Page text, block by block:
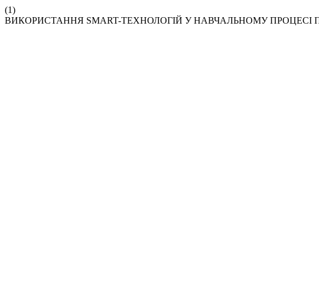
(1)
ВИКОРИСТАННЯ SMART-ТЕХНОЛОГІЙ У НАВЧАЛЬНОМУ